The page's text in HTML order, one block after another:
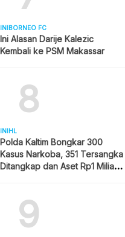
INIBORNEO FC
Ini Alasan Darije Kalezic
Kembali ke PSM Makassar
8
INIHL
Polda Kaltim Bongkar 300
Kasus Narkoba, 351 Tersangka
Ditangkap dan Aset Rp1 Miliar
9